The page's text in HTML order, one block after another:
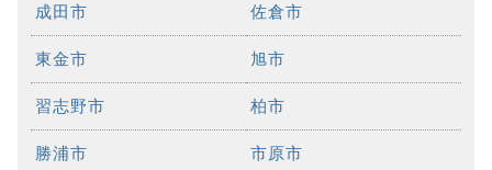
成田市 佐倉市
東金市 旭市
習志野市 柏市
勝浦市 市原市